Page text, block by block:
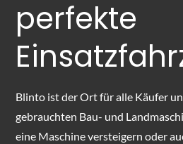
perfekte
Blinto ist der Ort für alle Käufer
gebrauchten Bau- und
eine Maschine versteigern oder